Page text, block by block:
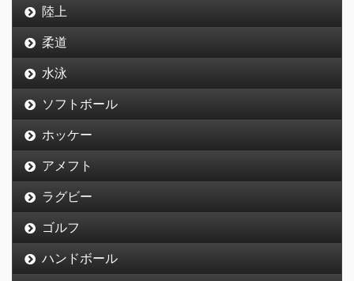
陸上
柔道
水泳
ソフトボール
ホッケー
アメフト
ラグビー
ゴルフ
ハンドボール